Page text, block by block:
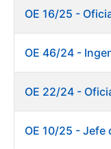
OE 22/24 -